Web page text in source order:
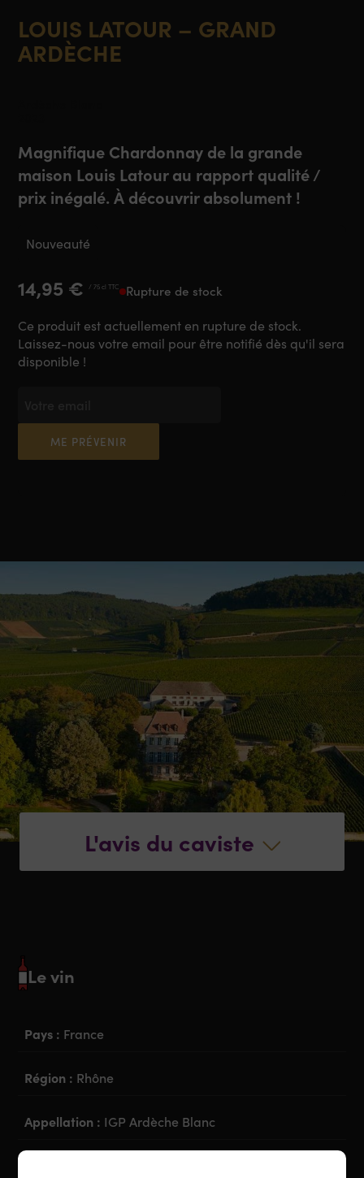
LOUIS LATOUR – GRAND
ARDÈCHE
Magnifique Chardonnay de la grande
maison Louis Latour au rapport qualité /
prix inégalé. À découvrir absolument !
14,95 € / 75 cl TTC Rupture de stock
Ce produit est actuellement en rupture de stock.
Laissez-nous votre email pour être notifié dès qu'il sera
disponible !
ME PRÉVENIR
Nouveauté
L'avis du caviste
Le vin
Pays : France
Région : Rhône
Appellation : IGP Ardèche Blanc